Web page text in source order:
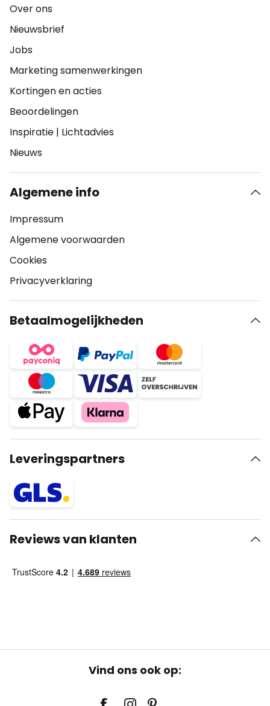
Over ons
Nieuwsbrief
Jobs
Marketing samenwerkingen
Kortingen en acties
Beoordelingen
Inspiratie | Lichtadvies
Nieuws
Algemene info
Impressum
Algemene voorwaarden
Cookies
Privacyverklaring
Betaalmogelijkheden
Leveringspartners
Reviews van klanten
Vind ons ook op: